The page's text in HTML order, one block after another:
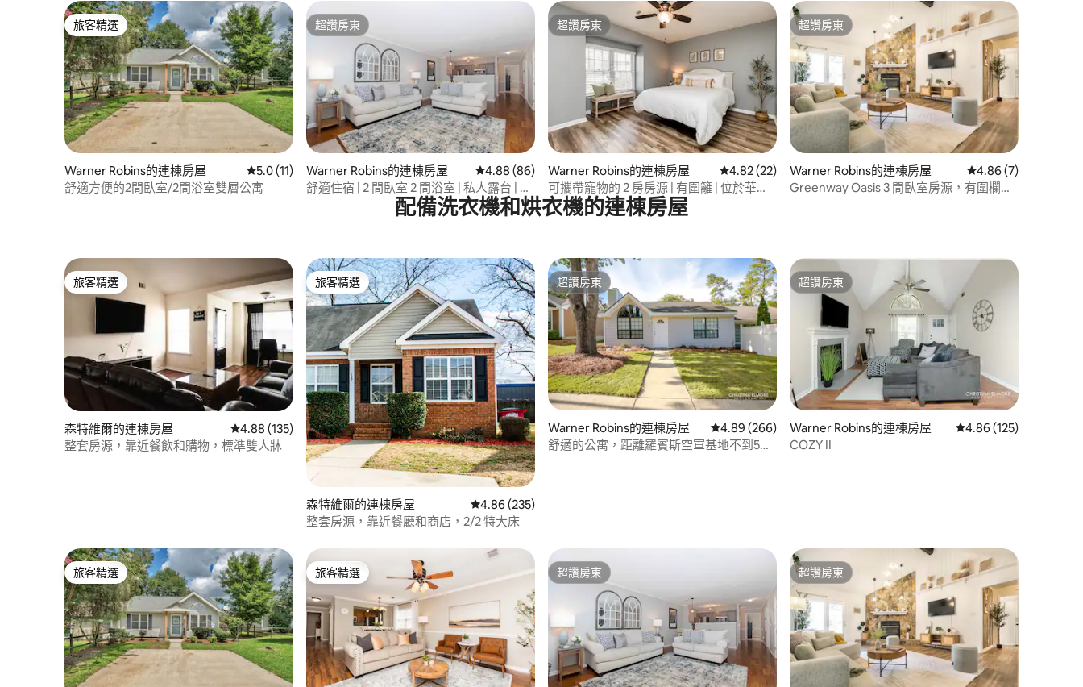
旅客精選
旅客精選
Warner Robins的連棟房屋 從 11 則評價中獲得 5.0 的平均評分（滿分 5 分）
5.0 (11)
舒適方便的2間臥室/2間浴室雙層公寓
超讚房東
超讚房東
Warner Robins的連棟房屋 從 86 則評價中獲得 4.88 的平均評分（滿分 5 分）
4.88 (86)
舒適住宿 | 2 間臥室 2 間浴室 | 私人露台 | 靠
超讚房東
超讚房東
Warner Robins的連棟房屋 從 22 則評價中獲得 4.82 的平均評分（滿分 5 分）
4.82 (22)
可攜帶寵物的 2 房房源 | 有圍籬 | 位於華納
羅賓的黃金地點
超讚房東
超讚房東
Warner Robins的連棟房屋 從 7 則評價中獲得
4.86 (7)
Greenway Oasis 3 間臥室房源，有圍欄，
配備洗衣機和烘衣機的連棟房屋
旅客精選
旅客精選
森特維爾的連棟房屋 從 135 則評價中獲得 4.88 的平均評分（滿分 5 分）
4.88 (135)
整套房源，靠近餐飲和購物，標準雙人牀
旅客精選
旅客精選
森特維爾的連棟房屋 從 235 則評價中獲得 4.86 的平均評分（滿分 5 分）
4.86 (235)
整套房源，靠近餐廳和商店，2/2 特大床
超讚房東
超讚房東
Warner Robins的連棟房屋 從 266 則評價中獲得 4.89 的平均評分（滿分 5 分）
4.89 (266)
舒適的公寓，距離羅賓斯空軍基地不到5英
超讚房東
超讚房東
Warner Robins的連棟房屋 從 125 則評價中獲得
4.86 (125)
COZY II
旅客精選
旅客精選 旅客精選
旅客精選 超讚房東
超讚房東 超讚房東
超讚房東